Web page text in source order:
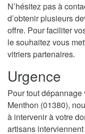
N’hésitez pas à
d’obtenir plusieurs
offre. Pour faciliter
le souhaitez vous
vitriers partenaires.
Urgence
Pour tout
Menthon (01380),
à intervenir à votre
artisans